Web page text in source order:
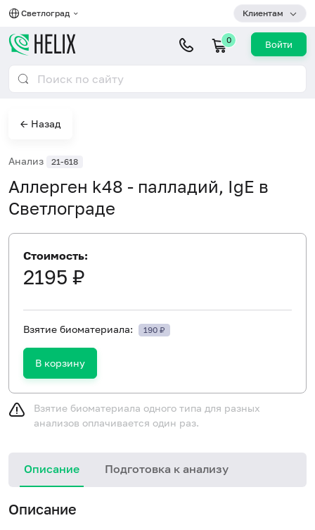
Светлоград Клиентам
0 Войти
← Назад
Анализ 21-618
Аллерген k48 - палладий, IgE в
Светлограде
Стоимость:
2195 ₽
Взятие биоматериала: 190 ₽
В корзину
Взятие биоматериала одного типа для разных
анализов оплачивается один раз.
Описание Подготовка к анализу
Описание